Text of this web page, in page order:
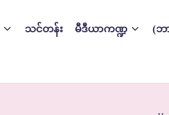
သင်တန်း မီဒီယာကဏ္ဍ (ဘ